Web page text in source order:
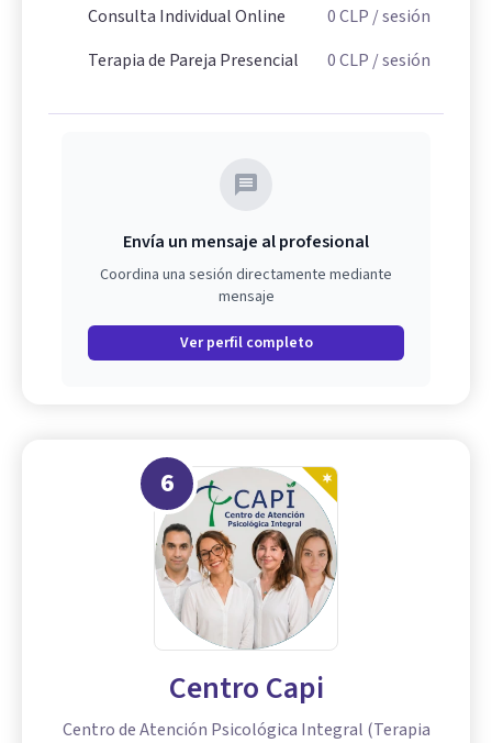
Consulta Individual Online 0CLP / sesión
Terapia de Pareja Presencial
0CLP / sesión
Envía un mensaje al profesional
Coordina una sesión directamente mediante
mensaje
Ver perfil completo
6
Centro Capi
Centro de Atención Psicológica Integral (Terapia